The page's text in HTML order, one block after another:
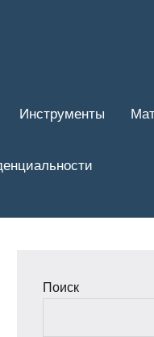
Инструменты
Поиск